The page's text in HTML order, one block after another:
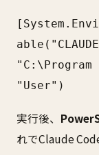
"User")
実行後、
れでClaude